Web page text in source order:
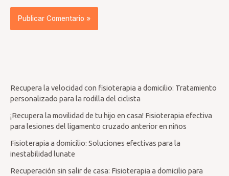
Recupera la velocidad con fisioterapia a domicilio: Tratamiento
personalizado para la rodilla del ciclista
¡Recupera la movilidad de tu hijo en casa! Fisioterapia efectiva
para lesiones del ligamento cruzado anterior en niños
Fisioterapia a domicilio: Soluciones efectivas para la
inestabilidad lunate
Recuperación sin salir de casa: Fisioterapia a domicilio para